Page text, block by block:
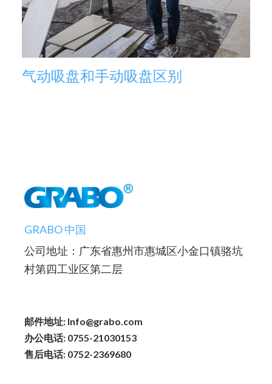
气动吸盘和手动吸盘区别
GRABO 中国
公司地址：广东省惠州市惠城区小金口镇骆坑
村第四工业区第二层
邮件地址: Info@grabo.com
办公电话: 0755-21030153
售后电话: 0752-2369680